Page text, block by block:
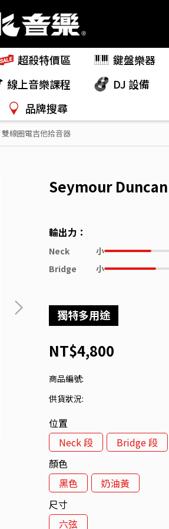
超殺特價區
鍵盤樂器
線上音樂課程
DJ 設備
品牌搜尋
線圈電吉他拾音器
Seymour Duncan
輸出力：
Neck
小
Bridge
小
獨特多用途
NT$4,800
商品編號:
供貨狀況:
位置
Neck 段
Bridge 段
顏色
黑色
奶油黃
尺寸
六弦